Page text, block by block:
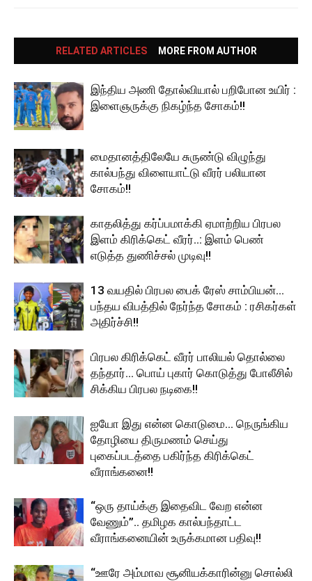
RELATED ARTICLES MORE FROM AUTHOR
இந்திய அணி தோல்வியால் பறிபோன உயிர் :
இளைஞருக்கு நிகழ்ந்த சோகம்!!
மைதானத்திலேயே சுருண்டு விழுந்து
கால்பந்து விளையாட்டு வீரர் பலியான
சோகம்!!
காதலித்து கர்ப்பமாக்கி ஏமாற்றிய பிரபல
இளம் கிரிக்கெட் வீரர்..: இளம் பெண்
எடுத்த துணிச்சல் முடிவு!!
13 வயதில் பிரபல பைக் ரேஸ் சாம்பியன்…
பந்தய விபத்தில் நேர்ந்த சோகம் : ரசிகர்கள்
அதிர்ச்சி!!
பிரபல கிரிக்கெட் வீரர் பாலியல் தொல்லை
தந்தார்… பொய் புகார் கொடுத்து போலீசில்
சிக்கிய பிரபல நடிகை!!
ஐயோ இது என்ன கொடுமை… நெருங்கிய
தோழியை திருமணம் செய்து
புகைப்படத்தை பகிர்ந்த கிரிக்கெட்
வீராங்கனை!!
“ஒரு தாய்க்கு இதைவிட வேற என்ன
வேணும்”.. தமிழக கால்பந்தாட்ட
வீராங்கனையின் உருக்கமான பதிவு!!
“ஊரே அம்மாவ சூனியக்காரின்னு சொல்லி